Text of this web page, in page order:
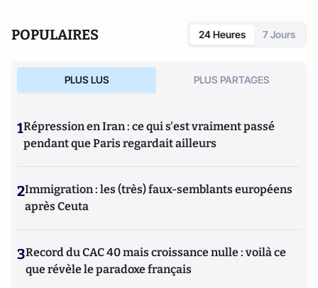
POPULAIRES 24 Heures 7 Jours
PLUS LUS PLUS PARTAGES
1Répression en Iran : ce qui s'est vraiment passé
pendant que Paris regardait ailleurs
2Immigration : les (très) faux-semblants européens
après Ceuta
3Record du CAC 40 mais croissance nulle : voilà ce
que révèle le paradoxe français